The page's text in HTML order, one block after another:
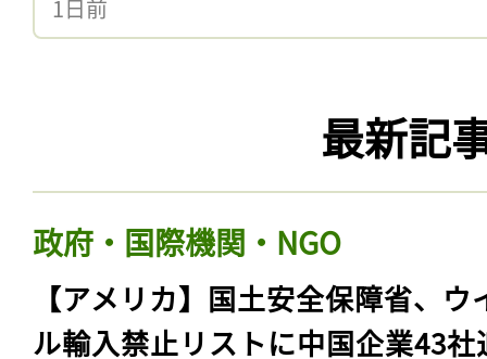
1日前
最新記
政府・国際機関・NGO
【アメリカ】国土安全保障省、ウ
ル輸入禁止リストに中国企業43社